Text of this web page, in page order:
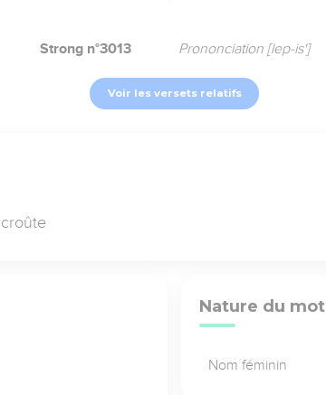
Strong n°3013 Prononciation [lep-is']
Voir les versets relatifs
Nature du mot
Nom féminin